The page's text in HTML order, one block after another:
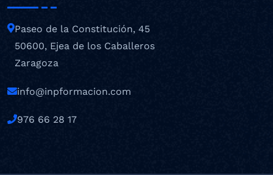
Paseo de la Constitución, 45
50600, Ejea de los Caballeros
Zaragoza
info@inpformacion.com
976 66 28 17